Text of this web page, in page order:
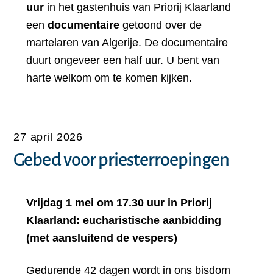
uurin het gastenhuis van Priorij Klaarland
een documentairegetoond over de
martelaren van Algerije. De documentaire
duurt ongeveer een half uur. U bent van
harte welkom om te komen kijken.
27 april 2026
Gebed voor priesterroepingen
Vrijdag 1 mei om 17.30 uur in Priorij
Klaarland: eucharistische aanbidding
(met aansluitend de vespers)
Gedurende 42 dagen wordt in ons bisdom